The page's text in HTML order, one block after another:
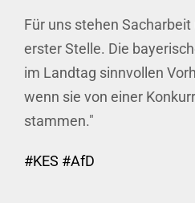
Für uns stehen
erster Stelle. Die
im Landtag sinnvollen
wenn sie von einer
stammen."
#KES #AfD